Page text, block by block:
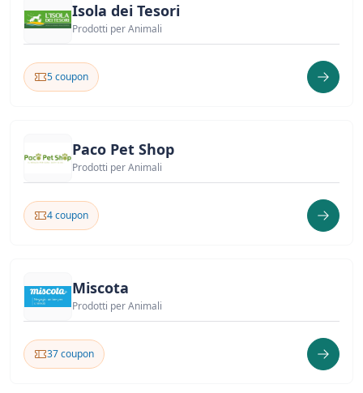
Isola dei Tesori
Prodotti per Animali
5 coupon
Paco Pet Shop
Prodotti per Animali
4 coupon
Miscota
Prodotti per Animali
37 coupon